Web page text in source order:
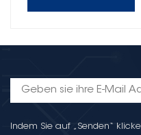
Indem Sie auf „Senden“